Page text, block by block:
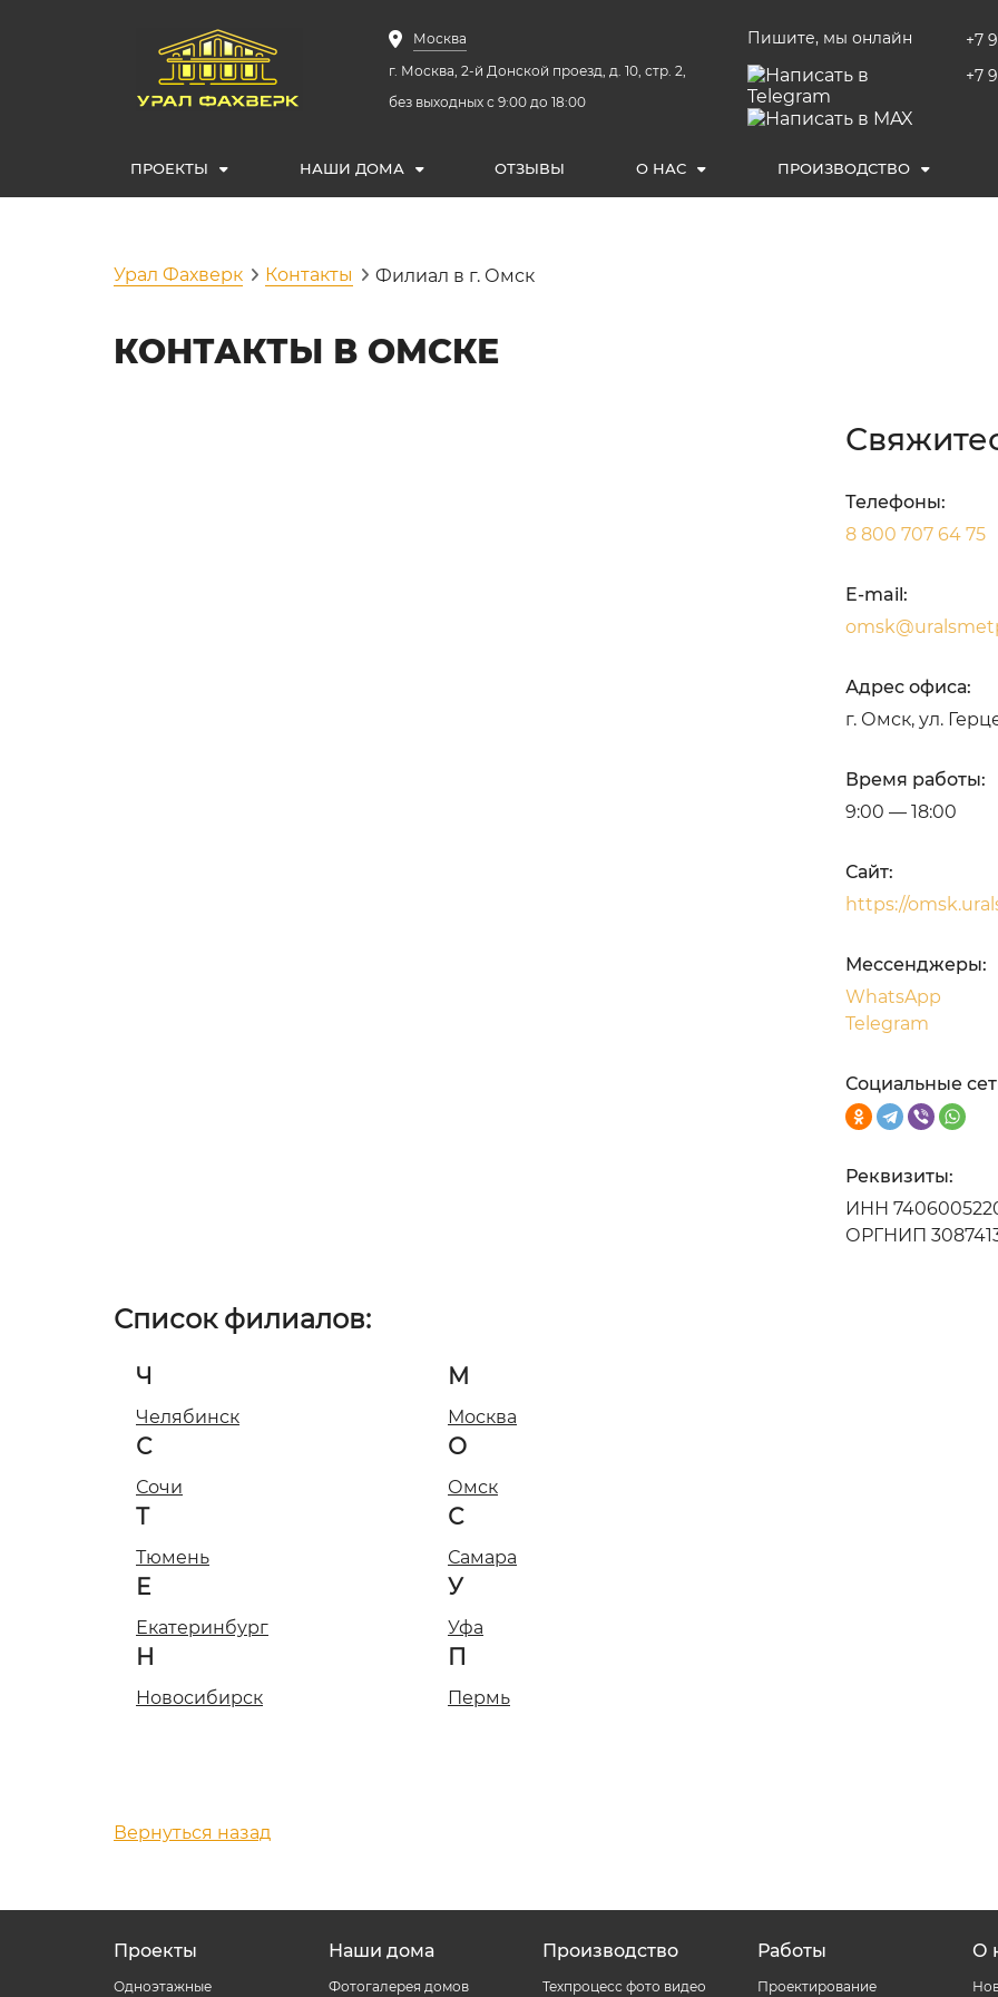
Москва
г. Москва, 2-й Донской проезд, д. 10, стр. 2,
без выходных с 9:00 до 18:00
Пишите, мы онлайн
+7
+7
ПРОЕКТЫ НАШИ ДОМА ОТЗЫВЫ О НАС ПРОИЗВОДСТВО
Урал Фахверк Контакты Филиал в г. Омск
КОНТАКТЫ В ОМСКЕ
Телефоны:
8 800 707 64 75
E-mail:
Адрес офиса:
г. Омск, ул.
Время работы:
9:00 — 18:00
Сайт:
https://
Мессенджеры:
WhatsApp
Telegram
Социальные
Реквизиты:
ИНН
ОРГНИП
Список филиалов:
Ч
Челябинск
М
Москва
С
Сочи
О
Омск
Т
Тюмень
С
Самара
Е
Екатеринбург
У
Уфа
Н
Новосибирск
П
Пермь
Вернуться назад
Проекты
Одноэтажные
Наши дома
Фотогалерея домов
Производство
Техпроцесс фото видео
Работы
Проектирование
О